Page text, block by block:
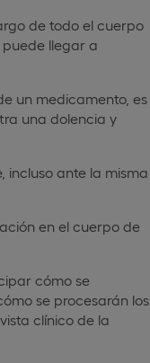
de todo el cuerpo
llegar a
un medicamento, es
una dolencia y
incluso ante la misma
en el cuerpo de
cómo se
se procesarán los
clínico de la